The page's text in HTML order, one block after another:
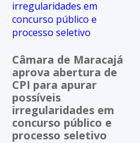
Câmara de Maracajá
aprova abertura de
CPI para apurar
possíveis
irregularidades em
concurso público e
processo seletivo